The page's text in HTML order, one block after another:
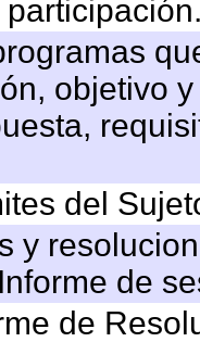
objetivo
del
y
de
de